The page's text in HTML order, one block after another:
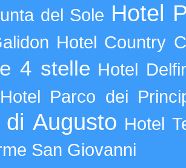
del Sole Hotel
Hotel Country
4 stelle Hotel
Hotel Parco dei
di Augusto Hotel
San Giovanni